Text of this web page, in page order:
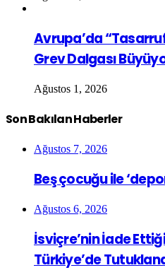
Avrupa’da
Grev Dalgası
Ağustos 1, 2026
Son Bakılan Haberler
Ağustos 7, 2026
Beş çocuğu ile
Ağustos 6, 2026
İsviçre’nin İade
Türkiye’de